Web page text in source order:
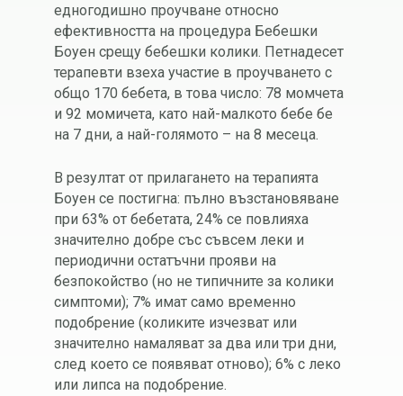
едногодишно проучване относно
ефективността на процедура Бебешки
Боуен срещу бебешки колики. Петнадесет
терапевти взеха участие в проучването с
общо 170 бебета, в това число: 78 момчета
и 92 момичета, като най-малкото бебе бе
на 7 дни, а най-голямото – на 8 месеца.
В резултат от прилагането на терапията
Боуен се постигна: пълно възстановяване
при 63% от бебетата, 24% се повлияха
значително добре със съвсем леки и
периодични остатъчни прояви на
безпокойство (но не типичните за колики
симптоми); 7% имат само временно
подобрение (коликите изчезват или
значително намаляват за два или три дни,
след което се появяват отново); 6% с леко
или липса на подобрение.